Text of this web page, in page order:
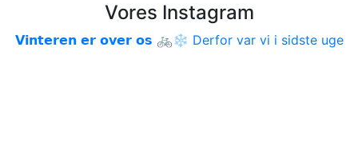
Vores Instagram
𝗩𝗶𝗻𝘁𝗲𝗿𝗲𝗻 𝗲𝗿 𝗼𝘃𝗲𝗿 𝗼𝘀 🚲❄️ Derfor var vi i sidste uge